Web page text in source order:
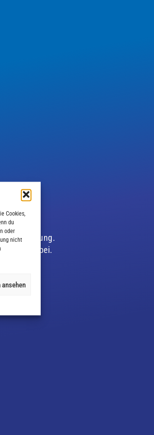
Cookies,
du
oder
nicht
Bearbeitung.
vorbei.